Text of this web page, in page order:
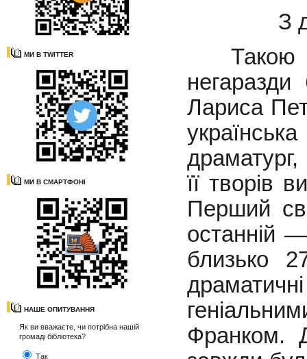
МИ В TWITTER
МИ В СМАРТФОНІ
НАШЕ ОПИТУВАННЯ
Як ви вважаєте, чи потрібна нашій
громаді бібліотека?
Так
З
Такою
Лариса
драматург,
її творів
Перший
останній
близько
Франком.